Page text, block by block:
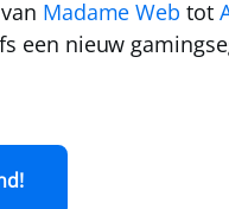
Madame Web tot
een nieuw